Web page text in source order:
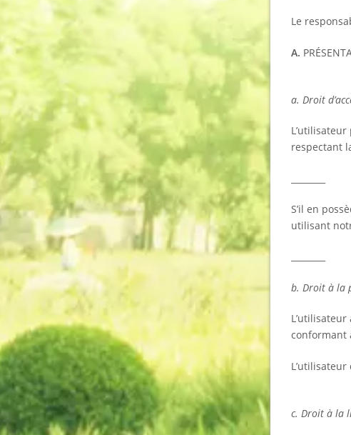
Le
A.
a. Droit
respectant
S’il en
utilisant
b. Droit à la
conformant
c. Droit à la